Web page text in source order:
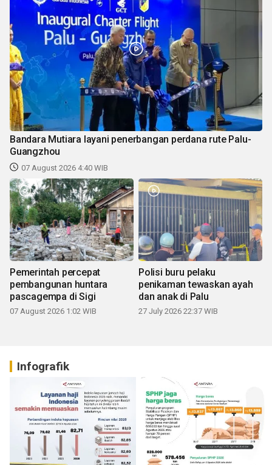
Bandara Mutiara layani penerbangan perdana rute Palu-
Guangzhou
07 August 2026 4:40 WIB
Pemerintah percepat
pembangunan huntara
pascagempa di Sigi
07 August 2026 1:02 WIB
Polisi buru pelaku
penikaman tewaskan ayah
dan anak di Palu
27 July 2026 22:37 WIB
Infografik